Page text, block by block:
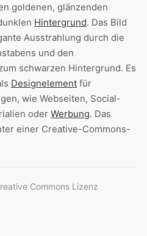
goldenen, glänzenden
Hintergrund. Das Bild
Ausstrahlung durch die
und den
schwarzen Hintergrund. Es
Designelement für
wie Webseiten, Social-
oder Werbung. Das
einer Creative-Commons-
Commons Lizenz